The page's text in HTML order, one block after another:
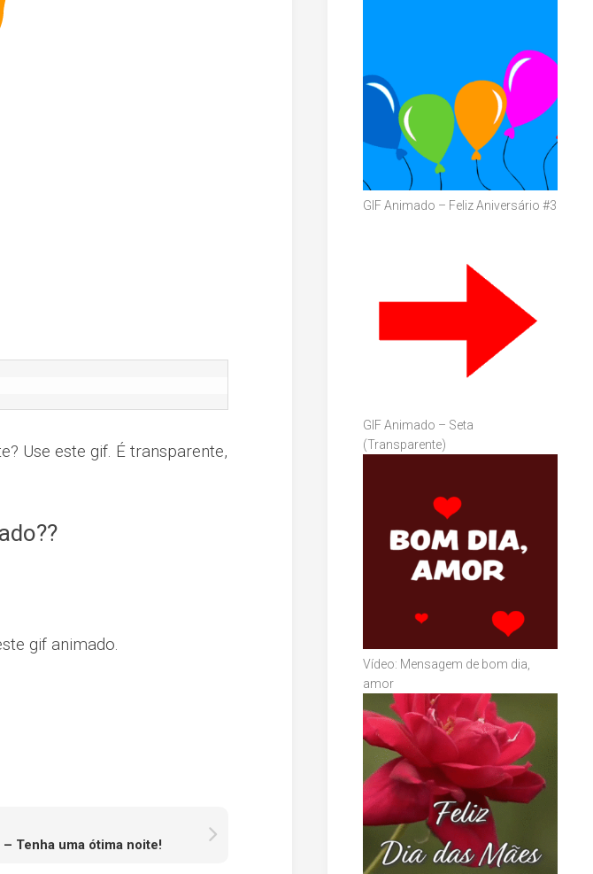
Use este gif. É transparente,
gif animado.
– Tenha uma ótima noite!
GIF Animado – Feliz Aniversário #3
GIF Animado – Seta
(Transparente)
Vídeo: Mensagem de bom dia,
amor